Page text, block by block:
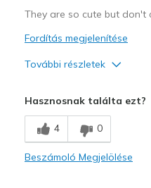
They are so cute but don't
Fordítás megjelenítése
További részletek
Legjobb használat
Casual Wear
Hasznosnak találta ezt?
4 0
Beszámoló Megjelölése